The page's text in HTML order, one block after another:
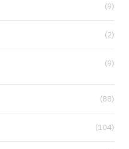
(9)
(2)
(9)
(88)
(104)